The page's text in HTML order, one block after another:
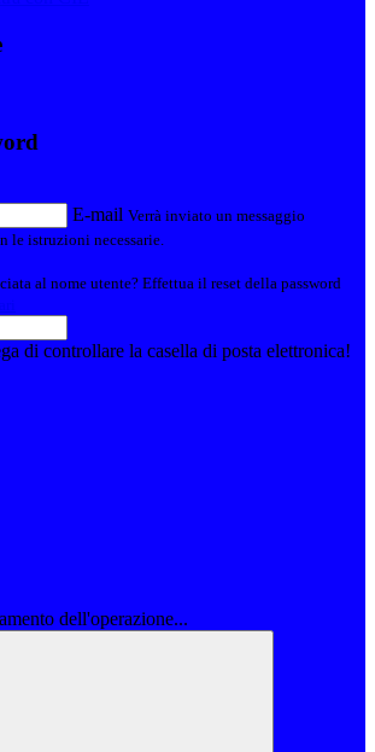
E-mail Verrà inviato un messaggio
le istruzioni necessarie.
al nome utente? Effettua il reset della password
di controllare la casella di posta elettronica!
dell'operazione...